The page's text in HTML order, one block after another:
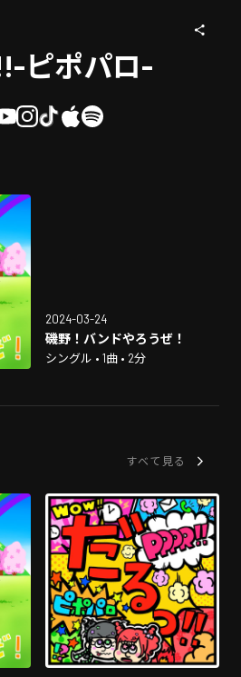
ピポパロ-
2024-03-24
磯野！バンドやろうぜ！
シングル • 1曲 • 2分
すべて見る